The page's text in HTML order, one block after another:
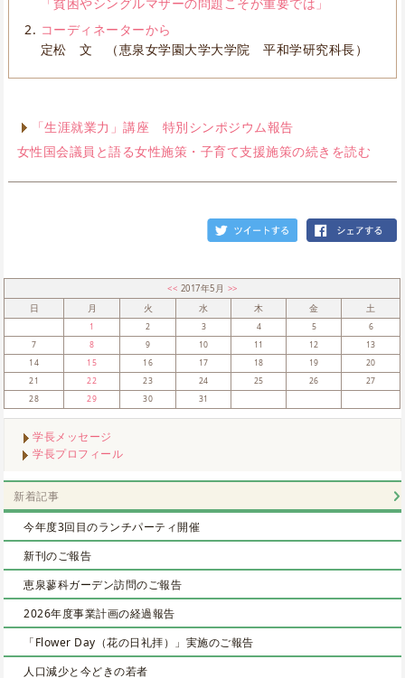
コーディネーターから
定松 文 （恵泉女学園大学大学院 平和学研究科長）
「生涯就業力」講座 特別シンポジウム報告
女性国会議員と語る女性施策・子育て支援施策の続きを読む
<< 2017年5月 >>
日
月 火 水 木 金 土
1 2 3 4 5
6
7
8 9 10 11 12
13
14
15 16 17 18 19
20
21
22 23 24 25 26
27
28
29 30 31
学長メッセージ
学長プロフィール
新着記事
今年度3回目のランチパーティ開催
新刊のご報告
恵泉蓼科ガーデン訪問のご報告
2026年度事業計画の経過報告
「Flower Day（花の日礼拝）」実施のご報告
人口減少と今どきの若者